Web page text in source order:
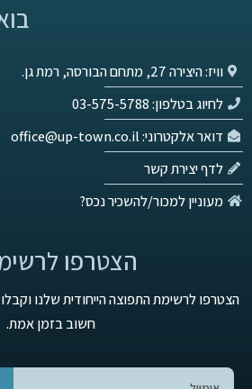
וויז: היצירה 27, מתחם הבורסה, רמת גן.
לחיוג בטלפון: 03-575-5788
דואר אלקטרוני: office@up-town.co.il
לדף יצירת קשר
מעוניין למכור/להשכיר נכס?
הצטרפו
הצטרפו לרשימת התפוצה הייחודית שלנו
חשוב בזמן אמת.